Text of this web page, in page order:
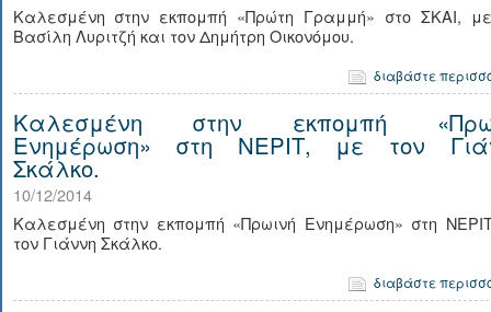
Καλεσμένη στην εκπομπή «Πρώτη Γραμμή» στο ΣΚΑΙ,
Βασίλη Λυριτζή και τον Δημήτρη Οικονόμου.
διαβάστε
Καλεσμένη στην εκπομπή
Ενημέρωση» στη ΝΕΡΙΤ, με τον
Σκάλκο.
10/12/2014
Καλεσμένη στην εκπομπή «Πρωινή Ενημέρωση» στη
τον Γιάννη Σκάλκο.
διαβάστε